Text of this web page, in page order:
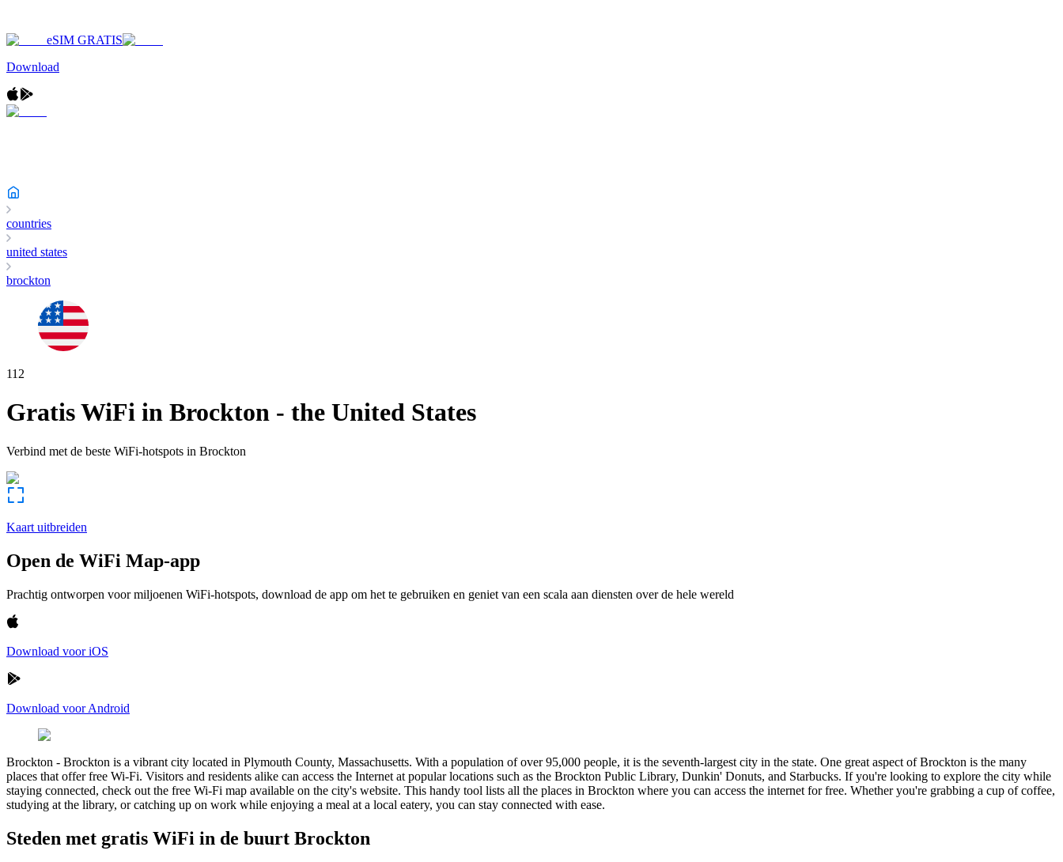
eSIM GRATIS
Download
countries
united states
brockton
112
Gratis WiFi in Brockton - the United States
Verbind met de beste WiFi-hotspots in Brockton
Kaart uitbreiden
Open de WiFi Map-app
Prachtig ontworpen voor miljoenen WiFi-hotspots, download de app om het te gebruiken en geniet van een scala aan diensten over de hele wereld
Download voor iOS
Download voor Android
Brockton - Brockton is a vibrant city located in Plymouth County, Massachusetts. With a population of over 95,000 people, it is the seventh-largest city in the state. One great aspect of Brockton is the many
places that offer free Wi-Fi. Visitors and residents alike can access the Internet at popular locations such as the Brockton Public Library, Dunkin' Donuts, and Starbucks. If you're looking to explore the city while
staying connected, check out the free Wi-Fi map available on the city's website. This handy tool lists all the places in Brockton where you can access the internet for free. Whether you're grabbing a cup of coffee,
studying at the library, or catching up on work while enjoying a meal at a local eatery, you can stay connected with ease.
Steden met gratis WiFi in de buurt Brockton